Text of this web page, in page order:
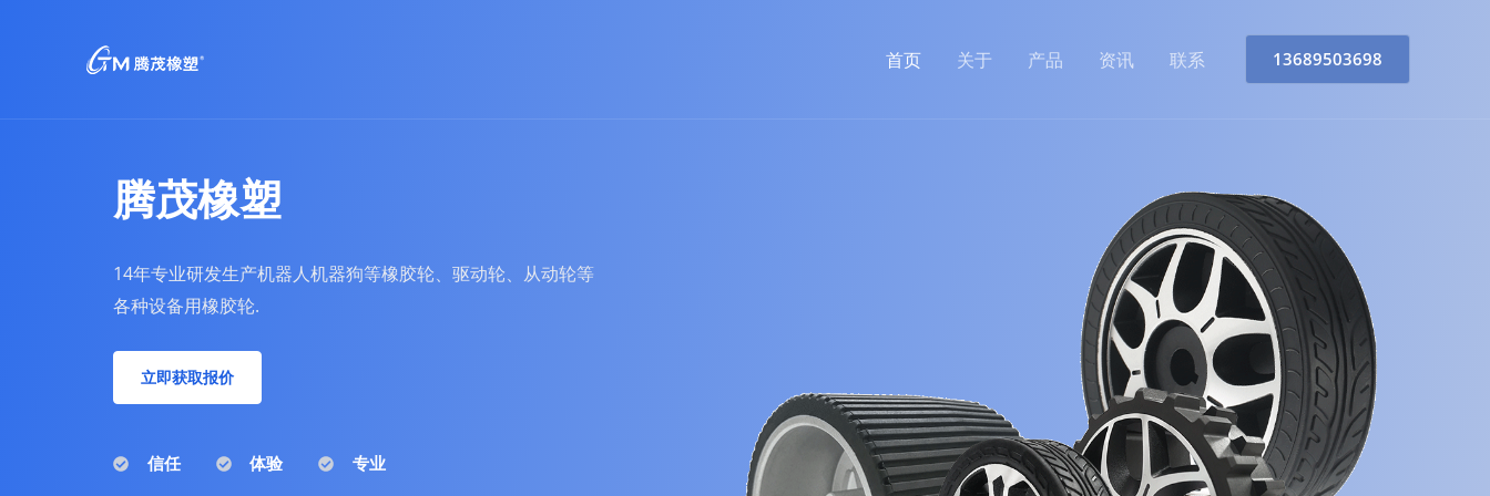
首页 关于 产品 资讯 联系 13689503698
腾茂橡塑
14年专业研发生产机器人机器狗等橡胶轮、驱动轮、从动轮等
各种设备用橡胶轮.
立即获取报价
信任 体验 专业